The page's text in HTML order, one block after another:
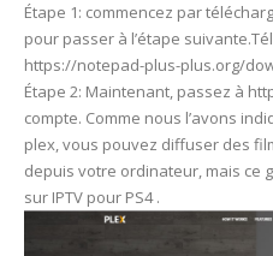
Étape 1: commencez par
pour passer à l’étape
https://notepad-plus-plus.org/
Étape 2: Maintenant, passez à
compte. Comme nous l’avons
plex, vous pouvez diffuser des
depuis votre ordinateur, mais ce
sur IPTV pour PS4 .